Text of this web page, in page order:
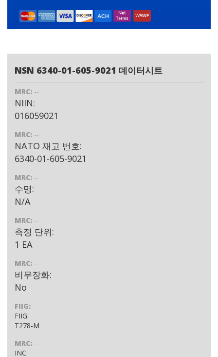
NSN 6340-01-605-9021 데이터시트
MRC: --
NIIN:
016059021
MRC: --
NATO 재고 번호:
6340-01-605-9021
MRC: --
수명:
N/A
MRC: --
측정 단위:
1 EA
MRC: --
비무장화:
No
FIIG: --
FIIG:
T278-M
MRC: --
INC: